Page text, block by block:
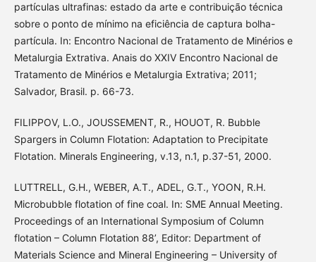
partículas ultrafinas: estado da arte e contribuição técnica
sobre o ponto de mínimo na eficiência de captura bolha-
partícula. In: Encontro Nacional de Tratamento de Minérios e
Metalurgia Extrativa. Anais do XXIV Encontro Nacional de
Tratamento de Minérios e Metalurgia Extrativa; 2011;
Salvador, Brasil. p. 66-73.
FILIPPOV, L.O., JOUSSEMENT, R., HOUOT, R. Bubble
Spargers in Column Flotation: Adaptation to Precipitate
Flotation. Minerals Engineering, v.13, n.1, p.37-51, 2000.
LUTTRELL, G.H., WEBER, A.T., ADEL, G.T., YOON, R.H.
Microbubble flotation of fine coal. In: SME Annual Meeting.
Proceedings of an International Symposium of Column
flotation – Column Flotation 88’, Editor: Department of
Materials Science and Mineral Engineering – University of